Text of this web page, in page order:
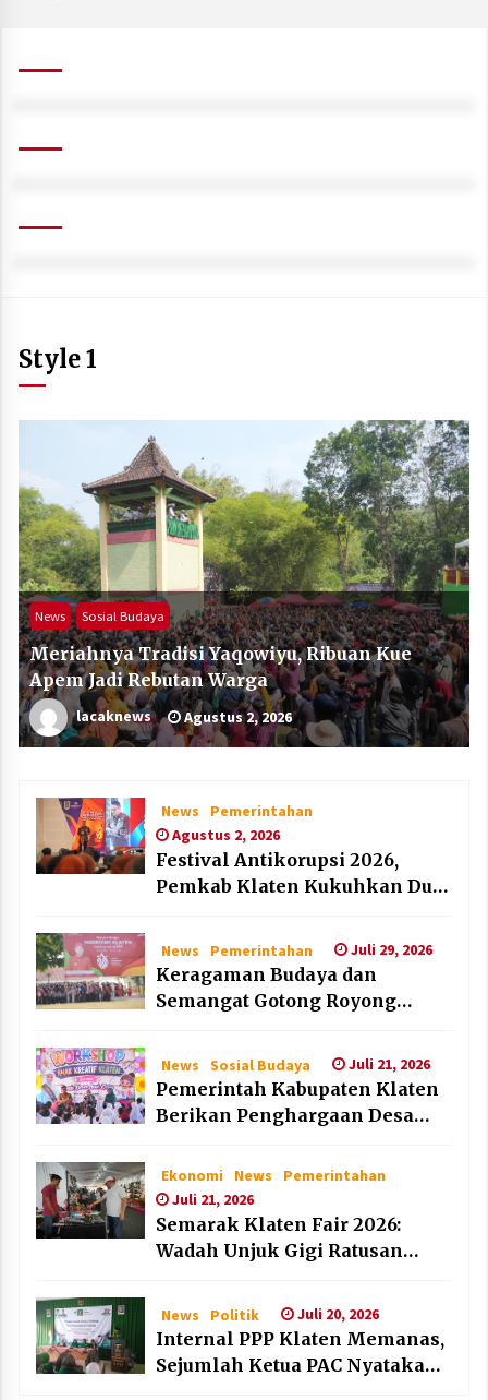
Style 1
News Sosial Budaya
Meriahnya Tradisi Yaqowiyu, Ribuan Kue
Apem Jadi Rebutan Warga
lacaknews Agustus 2, 2026
News
Pemerintahan
Agustus 2, 2026
Festival Antikorupsi 2026,
Pemkab Klaten Kukuhkan Duta
News Pemerintahan Juli 29, 2026
Keragaman Budaya dan
Semangat Gotong Royong
News Sosial Budaya Juli 21, 2026
Pemerintah Kabupaten Klaten
Berikan Penghargaan Desa
HAN 2026
Ekonomi News
Pemerintahan
Juli 21, 2026
Semarak Klaten Fair 2026:
Wadah Unjuk Gigi Ratusan
News Politik Juli 20, 2026
Internal PPP Klaten Memanas,
Sejumlah Ketua PAC Nyatakan